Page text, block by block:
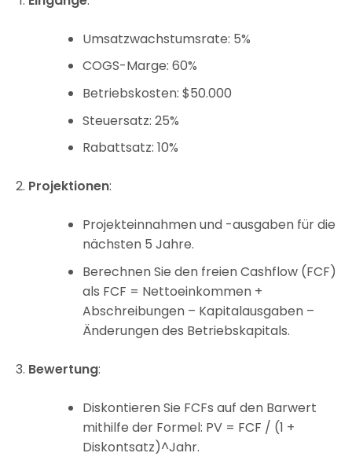
Umsatzwachstumsrate: 5%
COGS-Marge: 60%
Betriebskosten: $50.000
Steuersatz: 25%
Rabattsatz: 10%
Projektionen:
Projekteinnahmen und -ausgaben für die
nächsten 5 Jahre.
Berechnen Sie den freien Cashflow (FCF)
als FCF = Nettoeinkommen +
Abschreibungen – Kapitalausgaben –
Änderungen des Betriebskapitals.
Bewertung:
Diskontieren Sie FCFs auf den Barwert
mithilfe der Formel: PV = FCF / (1 +
Diskontsatz)^Jahr.